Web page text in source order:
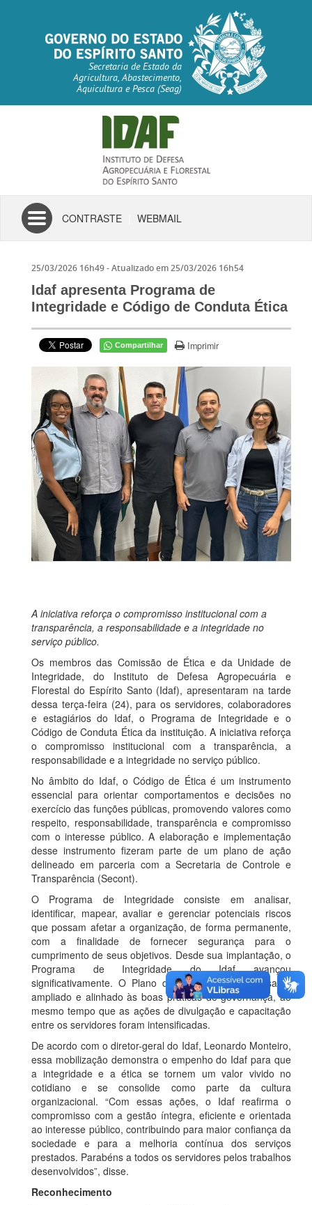
Secretaria de Estado da
Agricultura, Abastecimento,
Aquicultura e Pesca (Seag)
Toggle
navigation
CONTRASTE WEBMAIL
25/03/2026 16h49- Atualizado em25/03/2026 16h54
Idaf apresenta Programa de
Integridade e Código de Conduta Ética
Compartilhar Imprimir
A iniciativa reforça o compromisso institucional com a
transparência, a responsabilidade e a integridade no
serviço público.
Os membros das Comissão de Ética e da Unidade de
Integridade, do Instituto de Defesa Agropecuária e
Florestal do Espírito Santo (Idaf), apresentaram na tarde
dessa terça-feira (24), para os servidores, colaboradores
e estagiários do Idaf, o Programa de Integridade e o
Código de Conduta Ética da instituição. A iniciativa reforça
o compromisso institucional com a transparência, a
responsabilidade e a integridade no serviço público.
No âmbito do Idaf, o Código de Ética é um instrumento
essencial para orientar comportamentos e decisões no
exercício das funções públicas, promovendo valores como
respeito, responsabilidade, transparência e compromisso
com o interesse público. A elaboração e implementação
desse instrumento fizeram parte de um plano de ação
delineado em parceria com a Secretaria de Controle e
Transparência (Secont).
O Programa de Integridade consiste em analisar,
identificar, mapear, avaliar e gerenciar potenciais riscos
que possam afetar a organização, de forma permanente,
com a finalidade de fornecer segurança para o
cumprimento de seus objetivos. Desde sua implantação, o
Programa de Integridade do Idaf avançou
significativamente. O Plano de Integridade foi revisado,
ampliado e alinhado às boas práticas de governança, ao
mesmo tempo que as ações de divulgação e capacitação
entre os servidores foram intensificadas.
De acordo com o diretor-geral do Idaf, Leonardo Monteiro,
essa mobilização demonstra o empenho do Idaf para que
a integridade e a ética se tornem um valor vivido no
cotidiano e se consolide como parte da cultura
organizacional. “Com essas ações, o Idaf reafirma o
compromisso com a gestão íntegra, eficiente e orientada
ao interesse público, contribuindo para maior confiança da
sociedade e para a melhoria contínua dos serviços
prestados. Parabéns a todos os servidores pelos trabalhos
desenvolvidos”, disse.
Reconhecimento